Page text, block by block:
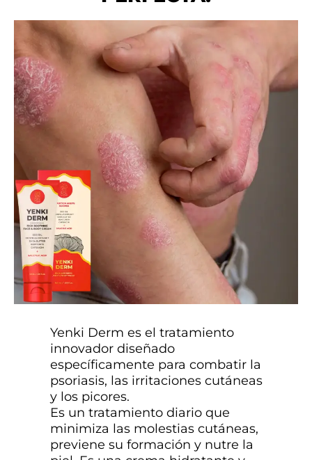
Yenki Derm es el tratamiento
innovador diseñado
específicamente para combatir la
psoriasis, las irritaciones cutáneas
y los picores.
Es un tratamiento diario que
minimiza las molestias cutáneas,
previene su formación y nutre la